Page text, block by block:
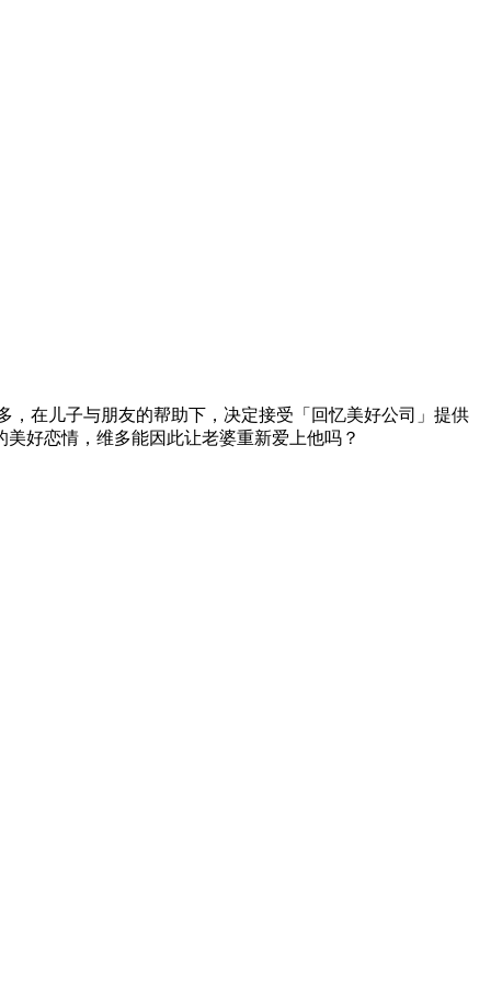
在儿子与朋友的帮助下，决定接受「回忆美好公司」提供
好恋情，维多能因此让老婆重新爱上他吗？